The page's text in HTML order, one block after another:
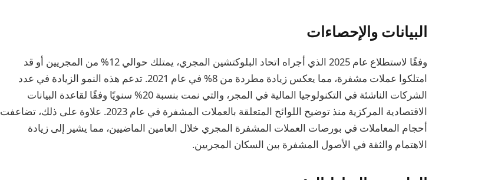
البيانات والإحصاءات
وفقًا لاستطلاع عام 2025 الذي أجراه اتحاد البلوكتشين المجري، يمتلك حوالي 12% من المجريين أو قد
امتلكوا عملات مشفرة، مما يعكس زيادة مطردة من 8% في عام 2021. تدعم هذه النمو الزيادة في عدد
الشركات الناشئة في التكنولوجيا المالية في المجر، والتي نمت بنسبة 20% سنويًا وفقًا لقاعدة البيانات
الاقتصادية المركزية منذ توضيح اللوائح المتعلقة بالعملات المشفرة في عام 2023. علاوة على ذلك، تضاعفت
أحجام المعاملات في بورصات العملات المشفرة المجري خلال العامين الماضيين، مما يشير إلى زيادة
الاهتمام والثقة في الأصول المشفرة بين السكان المجريين.